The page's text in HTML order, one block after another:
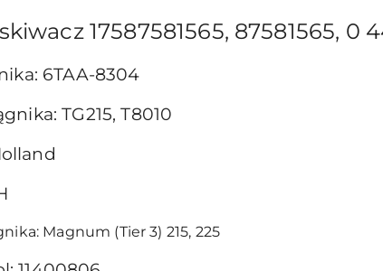
17587581565, 87581565, 0
6TAA-8304
TG215, T8010
Magnum (Tier 3) 215, 225